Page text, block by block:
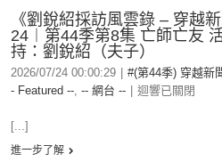
《劉銳紹採訪風雲錄 – 穿越
24︱第44季第8集 亡師亡友
持：劉銳紹（夫子）
2026/07/24 00:00:29 #(第44季) 穿越新
- Featured --, -- 網台 -- 迴響已關閉
[...]
進一步了解